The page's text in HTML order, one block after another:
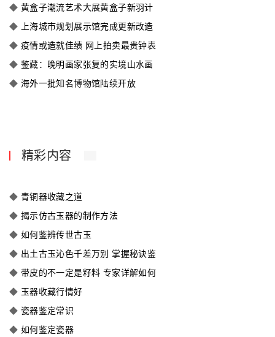
◆ 黄盒子潮流艺术大展黄盒子新羽计
◆ 上海城市规划展示馆完成更新改造
◆ 疫情或造就佳绩 网上拍卖最贵钟表
◆ 鉴藏：晚明画家张复的实境山水画
◆ 海外一批知名博物馆陆续开放
精彩内容
◆ 青铜器收藏之道
◆ 揭示仿古玉器的制作方法
◆ 如何鉴辨传世古玉
◆ 出土古玉沁色千差万别 掌握秘诀鉴
◆ 带皮的不一定是籽料 专家详解如何
◆ 玉器收藏行情好
◆ 瓷器鉴定常识
◆ 如何鉴定瓷器